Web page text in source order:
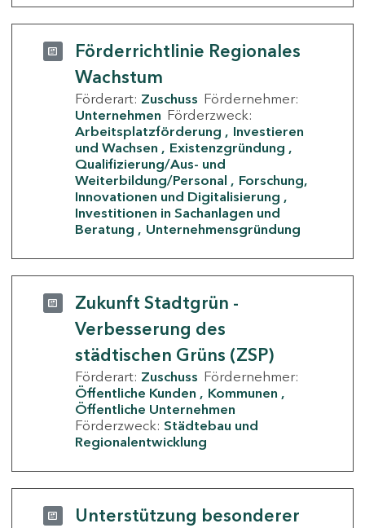
Förderrichtlinie Regionales
Wachstum
Förderart: Zuschuss Fördernehmer:
Unternehmen Förderzweck:
Arbeitsplatzförderung
Investieren
und Wachsen
Existenzgründung
Qualifizierung/Aus- und
Weiterbildung/Personal
Forschung,
Innovationen und Digitalisierung
Investitionen in Sachanlagen und
Beratung
Unternehmensgründung
Zukunft Stadtgrün -
Verbesserung des
städtischen Grüns (ZSP)
Förderart: Zuschuss Fördernehmer:
Öffentliche Kunden
Kommunen
Öffentliche Unternehmen
Förderzweck: Städtebau und
Regionalentwicklung
Unterstützung besonderer